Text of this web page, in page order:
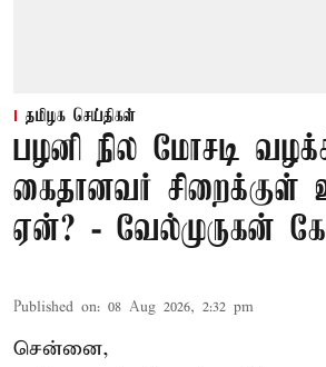
தமிழக செய்திகள்
பழனி நில மோசடி
கைதானவர் சிறைக்குள்
ஏன்? - வேல்முருகன்
Published on: 08 Aug 2026, 2:32 pm
சென்னை,